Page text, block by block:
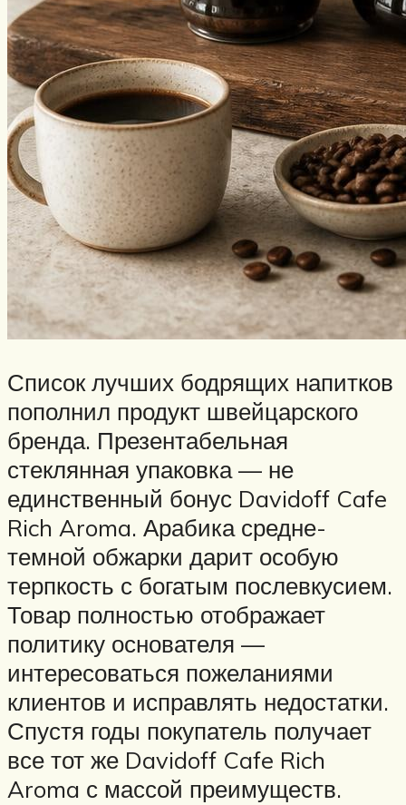
Список лучших бодрящих напитков
пополнил продукт швейцарского
бренда. Презентабельная
стеклянная упаковка — не
единственный бонус Davidoff Cafe
Rich Aroma. Арабика средне-
темной обжарки дарит особую
терпкость с богатым послевкусием.
Товар полностью отображает
политику основателя —
интересоваться пожеланиями
клиентов и исправлять недостатки.
Спустя годы покупатель получает
все тот же Davidoff Cafe Rich
Aroma с массой преимуществ.